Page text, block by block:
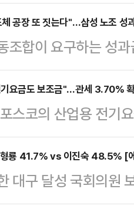
전문가들은 가능성
거관리위원회에 따
다. 특히 오는 21일
를 위…
전 10시부터 진행
“20일 오전 10시
노위 위원장은 정회
견은 정리됐는데 하
에 다시 오기로 했
공장 또 짓는다"…삼성 노조 성
조합이 요구하는 성
환산한 비교 자료가
니라, 글로벌 기술
을 시각적으로 보여
면 해당 자료는 45
(M&A), 인공지능
영역에 대입해 환
요금도 보조금"…관세 3.70%
스코의 산업용 전기
’으로 판단하고 상
용받는 전기요금·탄
나온다.19일 철강업
가 미국으로 수출한
형룡 41.7% vs 이진숙 48.5% [
대구 달성 국회의원
의힘 후보와 오차범